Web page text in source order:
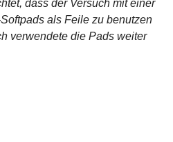
dass der Versuch mit einer
als Feile zu benutzen
verwendete die Pads weiter